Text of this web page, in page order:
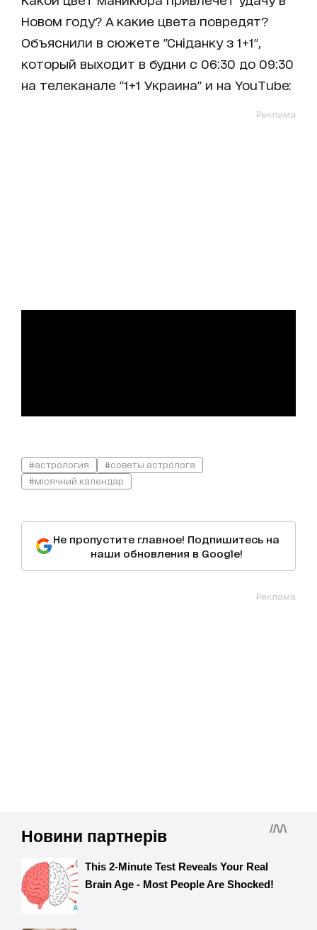
Новом году? А какие цвета повредят?
Объяснили в сюжете "Сніданку з 1+1",
который выходит в будни с 06:30 до 09:30
на телеканале "1+1 Украина" и на YouTube:
Реклама
#астрология
#советы астролога
#місячний календар
Не пропустите главное! Подпишитесь на
наши обновления в Google!
Реклама